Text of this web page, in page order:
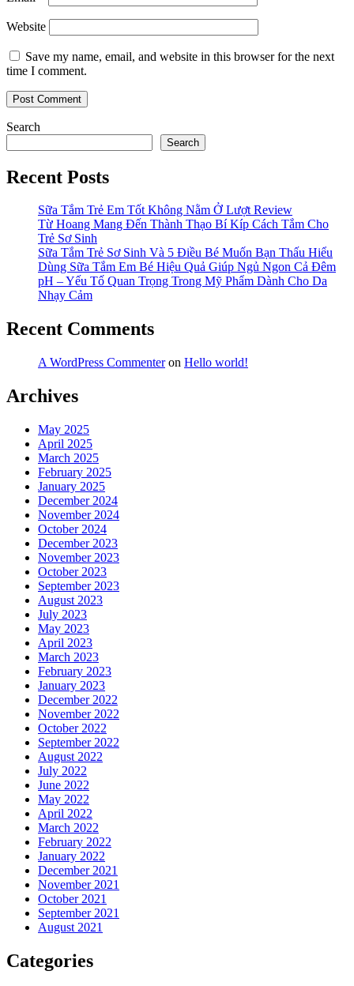
Website
Save my name, email, and website in this browser for the next
time I comment.
Search
Search
Recent Posts
Sữa Tắm Trẻ Em Tốt Không Nằm Ở Lượt Review
Từ Hoang Mang Đến Thành Thạo Bí Kíp Cách Tắm Cho
Trẻ Sơ Sinh
Sữa Tắm Trẻ Sơ Sinh Và 5 Điều Bé Muốn Bạn Thấu Hiểu
Dùng Sữa Tắm Em Bé Hiệu Quả Giúp Ngủ Ngon Cả Đêm
pH – Yếu Tố Quan Trọng Trong Mỹ Phẩm Dành Cho Da
Nhạy Cảm
Recent Comments
A WordPress Commenteron Hello world!
Archives
May 2025
April 2025
March 2025
February 2025
January 2025
December 2024
November 2024
October 2024
December 2023
November 2023
October 2023
September 2023
August 2023
July 2023
May 2023
April 2023
March 2023
February 2023
January 2023
December 2022
November 2022
October 2022
September 2022
August 2022
July 2022
June 2022
May 2022
April 2022
March 2022
February 2022
January 2022
December 2021
November 2021
October 2021
September 2021
August 2021
Categories